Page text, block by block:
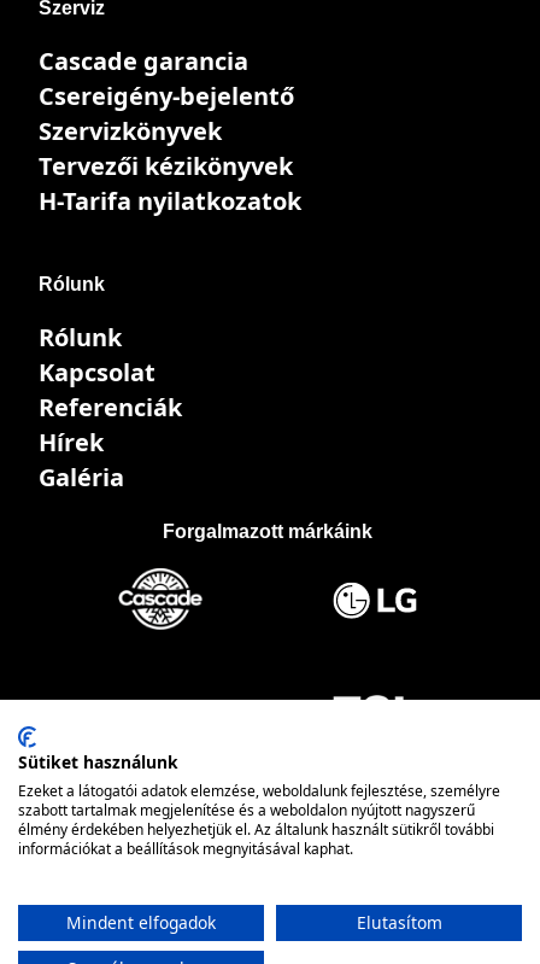
Szerviz
Cascade garancia
Csereigény-bejelentő
Szervizkönyvek
Tervezői kézikönyvek
H-Tarifa nyilatkozatok
Rólunk
Rólunk
Kapcsolat
Referenciák
Hírek
Galéria
Forgalmazott márkáink
Sütiket használunk
Ezeket a látogatói adatok elemzése, weboldalunk fejlesztése, személyre
szabott tartalmak megjelenítése és a weboldalon nyújtott nagyszerű
élmény érdekében helyezhetjük el. Az általunk használt sütikről további
információkat a beállítások megnyitásával kaphat.
Mindent elfogadok
Elutasítom